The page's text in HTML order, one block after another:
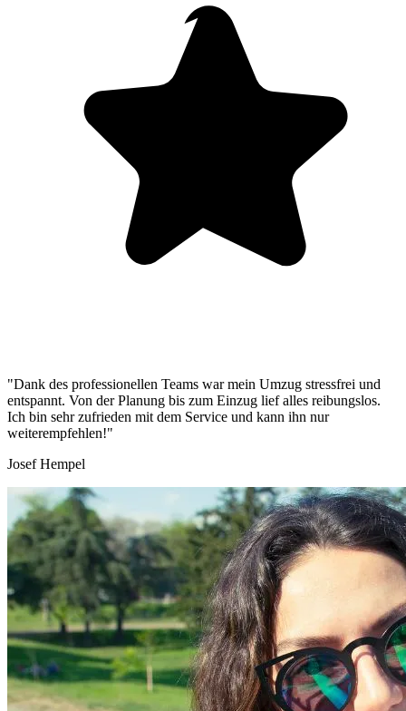
"Dank des professionellen Teams war mein Umzug stressfrei und
entspannt. Von der Planung bis zum Einzug lief alles reibungslos.
Ich bin sehr zufrieden mit dem Service und kann ihn nur
weiterempfehlen!"
Josef Hempel